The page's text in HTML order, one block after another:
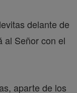
delante de
al Señor con el
aparte de los